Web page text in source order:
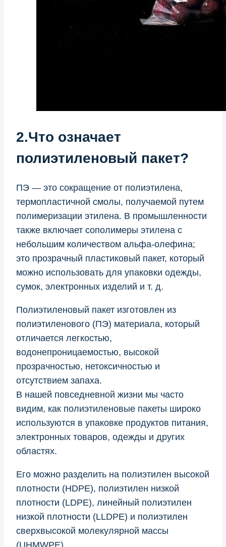
2.Что означает
полиэтиленовый пакет?
ПЭ — это сокращение от полиэтилена,
термопластичной смолы, получаемой путем
полимеризации этилена. В промышленности
также включает сополимеры этилена с
небольшим количеством альфа-олефина;
это прозрачный пластиковый пакет, который
можно использовать для упаковки одежды,
сумок, электронных изделий и т. д.
Полиэтиленовый пакет изготовлен из
полиэтиленового (ПЭ) материала, который
отличается легкостью,
водонепроницаемостью, высокой
прозрачностью, нетоксичностью и
отсутствием запаха.
В нашей повседневной жизни мы часто
видим, как полиэтиленовые пакеты широко
используются в упаковке продуктов питания,
электронных товаров, одежды и других
областях.
Его можно разделить на полиэтилен высокой
плотности (HDPE), полиэтилен низкой
плотности (LDPE), линейный полиэтилен
низкой плотности (LLDPE) и полиэтилен
сверхвысокой молекулярной массы
(UHMWPE).